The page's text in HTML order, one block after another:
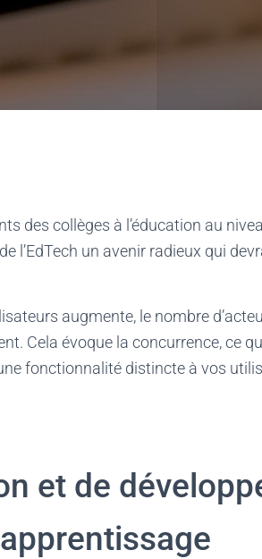
des collèges à l’éducation au
l’EdTech un avenir radieux qui
augmente, le nombre
Cela évoque la concurrence, ce
fonctionnalité distincte à vos
et de